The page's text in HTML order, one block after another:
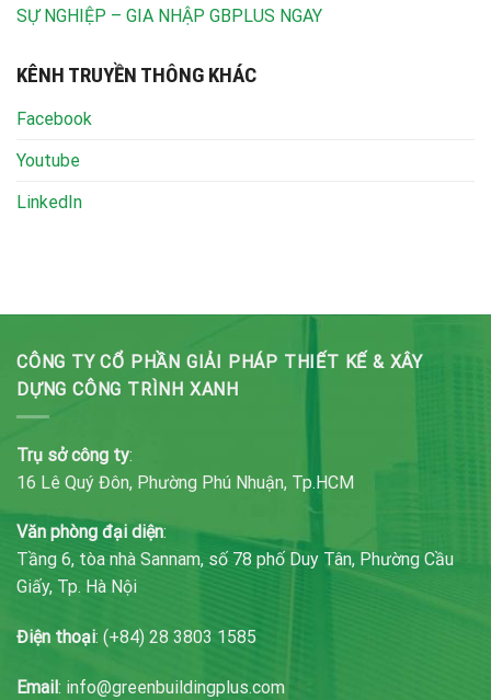
SỰ NGHIỆP – GIA NHẬP GBPLUS NGAY
KÊNH TRUYỀN THÔNG KHÁC
Facebook
Youtube
LinkedIn
CÔNG TY CỔ PHẦN GIẢI PHÁP THIẾT KẾ & XÂY
DỰNG CÔNG TRÌNH XANH
Trụ sở công ty:
16 Lê Quý Đôn, Phường Phú Nhuận, Tp.HCM
Văn phòng đại diện:
Tầng 6, tòa nhà Sannam, số 78 phố Duy Tân, Phường Cầu
Giấy, Tp. Hà Nội
Điện thoại: (+84) 28 3803 1585
Email: info@greenbuildingplus.com